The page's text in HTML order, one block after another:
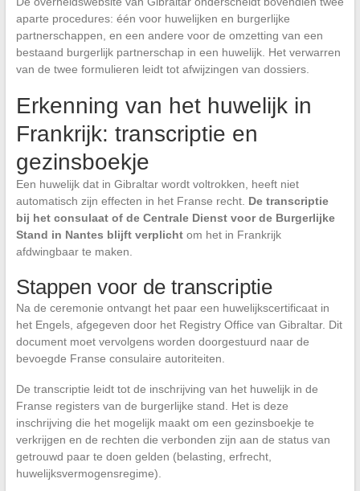
aparte procedures: één voor huwelijken en burgerlijke
partnerschappen, en een andere voor de omzetting van een
bestaand burgerlijk partnerschap in een huwelijk. Het verwarren
van de twee formulieren leidt tot afwijzingen van dossiers.
Erkenning van het huwelijk in
Frankrijk: transcriptie en
gezinsboekje
Een huwelijk dat in Gibraltar wordt voltrokken, heeft niet
automatisch zijn effecten in het Franse recht. De transcriptie
bij het consulaat of de Centrale Dienst voor de Burgerlijke
Stand in Nantes blijft verplichtom het in Frankrijk
afdwingbaar te maken.
Stappen voor de transcriptie
Na de ceremonie ontvangt het paar een huwelijkscertificaat in
het Engels, afgegeven door het Registry Office van Gibraltar. Dit
document moet vervolgens worden doorgestuurd naar de
bevoegde Franse consulaire autoriteiten.
De transcriptie leidt tot de inschrijving van het huwelijk in de
Franse registers van de burgerlijke stand. Het is deze
inschrijving die het mogelijk maakt om een gezinsboekje te
verkrijgen en de rechten die verbonden zijn aan de status van
getrouwd paar te doen gelden (belasting, erfrecht,
huwelijksvermogensregime).